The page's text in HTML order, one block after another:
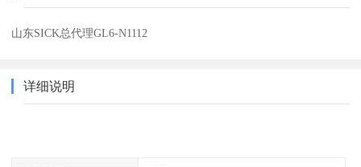
山东SICK总代理GL6-N1112
详细说明